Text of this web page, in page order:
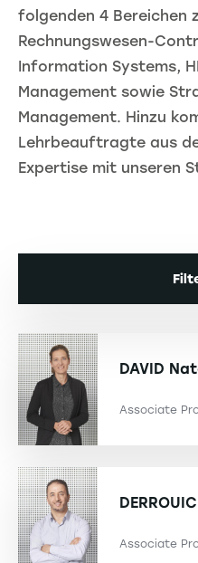
folgenden 4 Bereichen
Rechnungswesen-
Information Systems,
Management sowie
Management. Hinzu
Lehrbeauftragte aus
Expertise mit unseren
DAVID
Associate
Associate